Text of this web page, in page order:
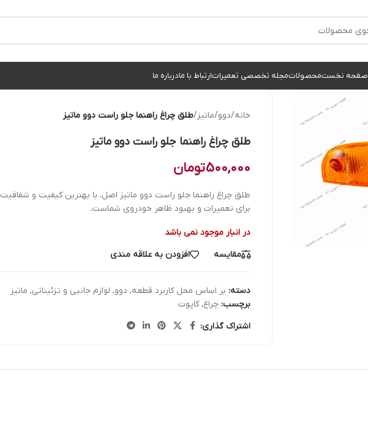
صفحه نخستمحصولاتمجله تخصصی تعمیراتارتباط با مادرباره ما
خانه/دوو/ماتیز/طلق چراغ راهنما جلو راست دوو ماتیز
طلق چراغ راهنما جلو راست دوو ماتیز
500,000تومان
طلق چراغ راهنما جلو راست دوو ماتیز اصل، با بهترین کیفیت و
برای تعمیرات و بهبود ظاهر خودروی شماست.
در انبار موجود نمی باشد
مقایسه
افزودن به علاقه مندی
دسته: بر اساس محل کاربرد قطعه, دوو, لوازم جانبی و تزئیناتی, ماتیز
برچسب: چراغ, کاپوت
اشتراک گذاری: